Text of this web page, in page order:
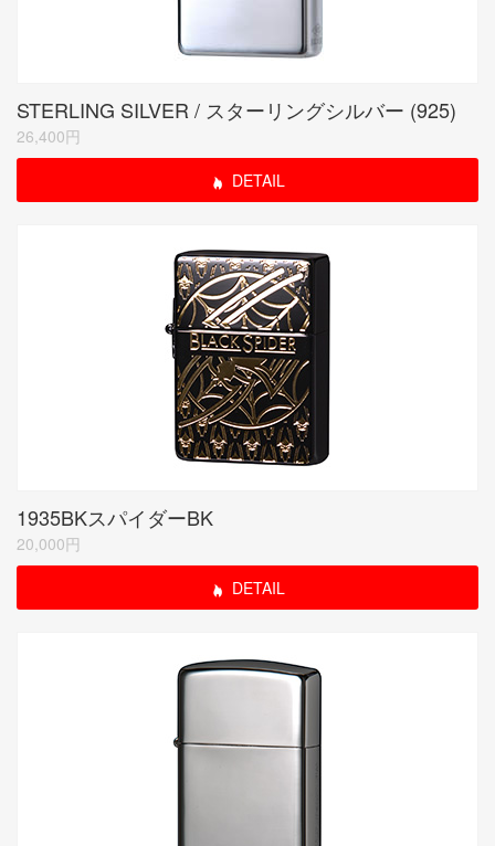
STERLING SILVER / スターリングシルバー (925)
26,400円
DETAIL
1935BKスパイダーBK
20,000円
DETAIL